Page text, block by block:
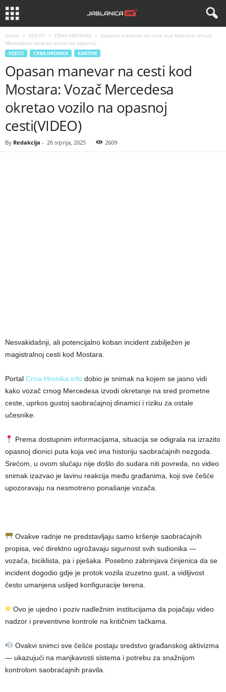
Home VIJESTI CRNA HRONIKA
Opasan manevar na cesti kod Mostara: Vozač
Mercedesa okretao vozilo na opasnoj...
VIJESTI CRNA HRONIKA KANTON
Opasan manevar na cesti kod
Mostara: Vozač Mercedesa
okretao vozilo na opasnoj
cesti(VIDEO)
By Redakcija - 26 srpnja, 2025 2609
Nesvakidašnji, ali potencijalno koban incident zabilježen je
magistralnoj cesti kod Mostara.
Portal Crna-Hronika.info dobio je snimak na kojem se jasno vidi
kako vozač crnog Mercedesa izvodi okretanje na sred prometne
ceste, uprkos gustoj saobraćajnoj dinamici i riziku za ostale
učesnike.
Prema dostupnim informacijama, situacija se odigrala na izrazito
opasnoj dionici puta koja već ima historiju saobraćajnih nezgoda.
Srećom, u ovom slučaju nije došlo do sudara niti povreda, no video
snimak izazvao je lavinu reakcija među građanima, koji sve češće
upozoravaju na nesmotreno ponašanje vozača.
Ovakve radnje ne predstavljaju samo kršenje saobraćajnih
propisa, već direktno ugrožavaju sigurnost svih sudionika —
vozača, biciklista, pa i pješaka. Posebno zabrinjava činjenica da se
incident dogodio gdje je protok vozila izuzetno gust, a vidljivost
često umanjena uslijed konfiguracije terena.
Ovo je ujedno i poziv nadležnim institucijama da pojačaju video
nadzor i preventivne kontrole na kritičnim tačkama.
Ovakvi snimci sve češće postaju sredstvo građanskog aktivizma
— ukazujući na manjkavosti sistema i potrebu za snažnijom
kontrolom saobraćajnih pravila.